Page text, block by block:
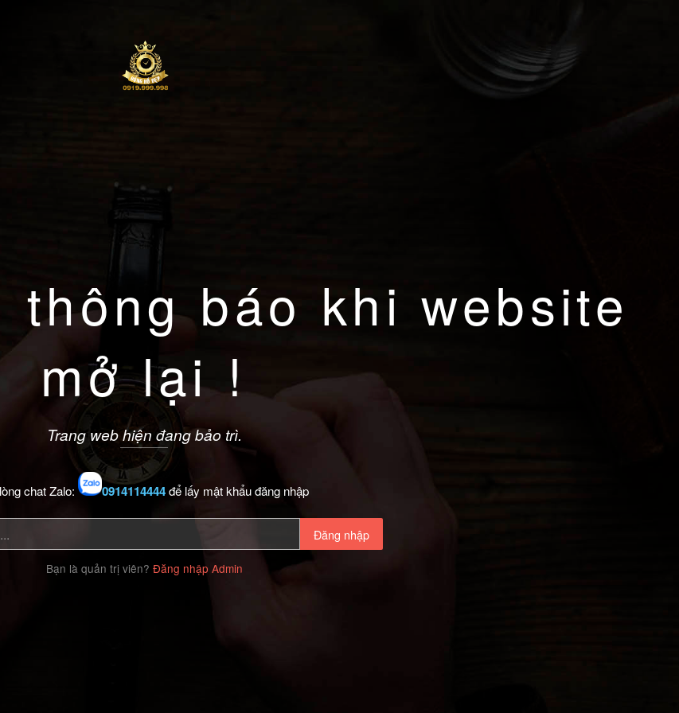
thông báo khi website
mở lại !
Trang web hiện đang bảo trì.
chat Zalo: 0914114444để lấy mật khẩu đăng nhập
Đăng nhập
Bạn là quản trị viên? Đăng nhập Admin